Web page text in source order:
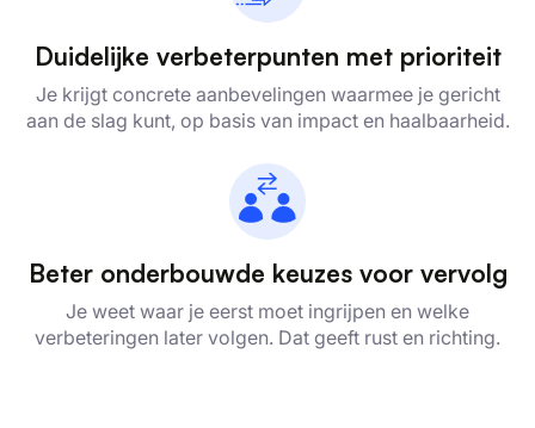
Duidelijke verbeterpunten met prioriteit
Je krijgt concrete aanbevelingen waarmee je gericht
aan de slag kunt, op basis van impact en haalbaarheid.
Beter onderbouwde keuzes voor vervolg
Je weet waar je eerst moet ingrijpen en welke
verbeteringen later volgen. Dat geeft rust en richting.